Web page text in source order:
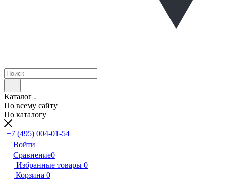
Каталог
По всему сайту
По каталогу
+7 (495) 004-01-54
Войти
Сравнение0
Избранные товары 0
Корзина 0